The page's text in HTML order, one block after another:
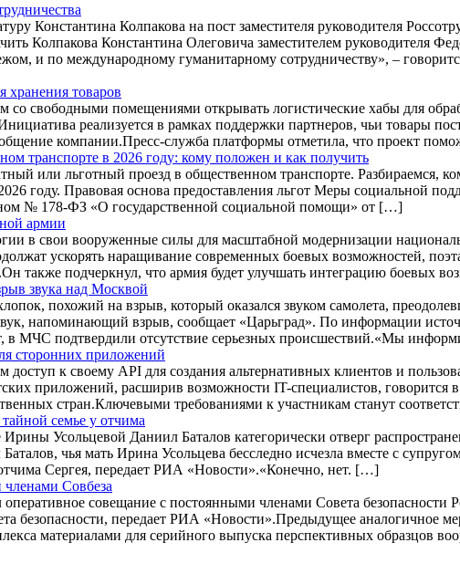
Константина Колпакова на пост заместителя руководителя
Колпакова Константина Олеговича заместителем руководителя
и по международному гуманитарному сотрудничеству», –
хранения товаров
свободными помещениями открывать логистические хабы для
реализуется в рамках поддержки партнеров, чьи товары
компании.Пресс-служба платформы отметила, что проект
транспорте в 2026 году: кому положен и как получить
или льготный проезд в общественном транспорте. Разбираемся,
году. Правовая основа предоставления льгот Меры социальной
№ 178-ФЗ «О государственной социальной помощи» от […]
армии
в свои вооруженные силы для масштабной модернизации
ускорять наращивание современных боевых возможностей,
также подчеркнул, что армия будет улучшать интеграцию боевых
звука над Москвой
похожий на взрыв, который оказался звуком самолета,
напоминающий взрыв, сообщает «Царьград». По информации
в МЧС подтвердили отсутствие серьезных происшествий.«Мы
сторонних приложений
к своему API для создания альтернативных клиентов и
приложений, расширив возможности IT-специалистов,
стран.Ключевыми требованиями к участникам станут
семье у отчима
Ирины Усольцевой Даниил Баталов категорически отверг
чья мать Ирина Усольцева бесследно исчезла вместе с
Сергея, передает РИА «Новости».«Конечно, нет. […]
Совбеза
совещание с постоянными членами Совета
безопасности, передает РИА «Новости».Предыдущее аналогичное
материалами для серийного выпуска перспективных образцов